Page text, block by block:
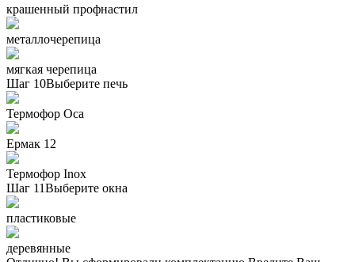
крашенный профнастил
металлочерепица
мягкая черепица
Шаг 10Выберите печь
Термофор Oса
Ермак 12
Термофор Inox
Шаг 11Выберите окна
пластиковые
деревянные